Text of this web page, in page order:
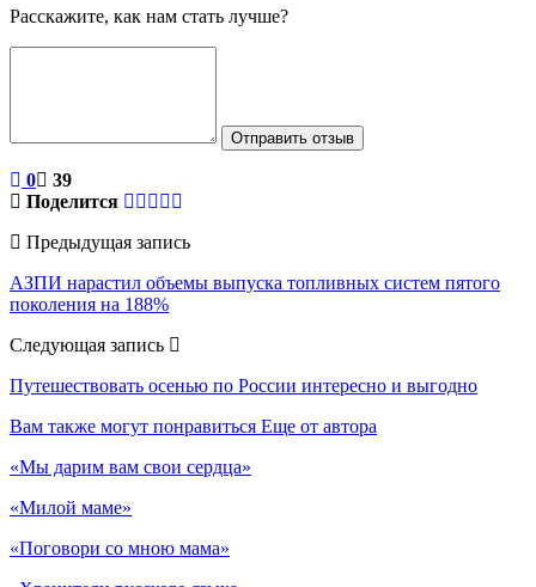
Расскажите, как нам стать лучше?
Отправить отзыв
0
39
Поделится
Предыдущая запись
АЗПИ нарастил объемы выпуска топливных систем пятого
поколения на 188%
Следующая запись
Путешествовать осенью по России интересно и выгодно
Вам также могут понравиться Еще от автора
«Мы дарим вам свои сердца»
«Милой маме»
«Поговори со мною мама»